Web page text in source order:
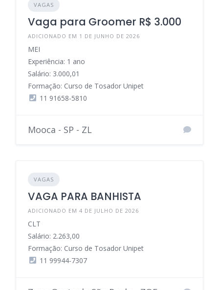
VAGAS
Vaga para Groomer R$ 3.000
ADICIONADO EM 1 DE JUNHO DE 2026
MEI
Experiência: 1 ano
Salário: 3.000,01
Formação: Curso de Tosador Unipet
11 91658-5810
Mooca - SP - ZL
VAGAS
VAGA PARA BANHISTA
ADICIONADO EM 4 DE JULHO DE 2026
CLT
Salário: 2.263,00
Formação: Curso de Tosador Unipet
11 99944-7307